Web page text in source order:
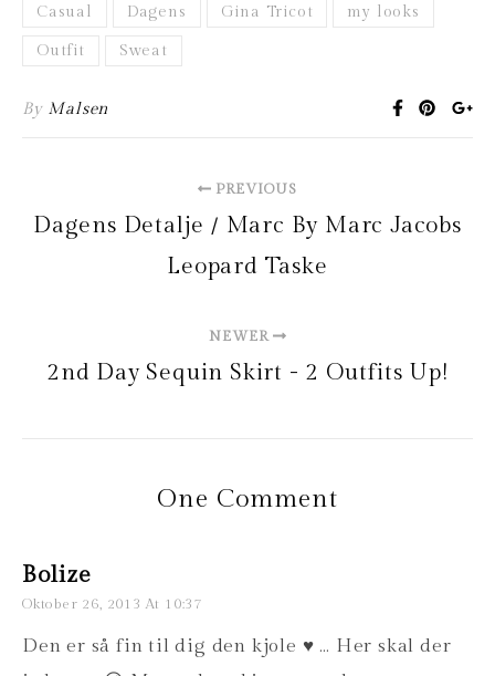
Casual Dagens Gina Tricot my looks
Outfit Sweat
By Malsen
PREVIOUS
Dagens Detalje / Marc By Marc Jacobs
Leopard Taske
NEWER
2nd Day Sequin Skirt - 2 Outfits Up!
One Comment
Bolize
Oktober 26, 2013 At 10:37
Den er så fin til dig den kjole ♥ … Her skal der